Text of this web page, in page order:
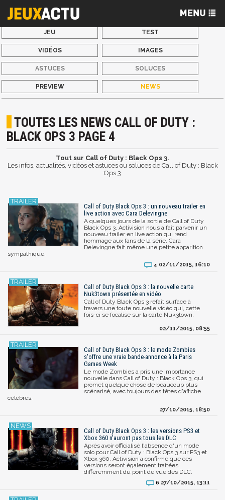
JEU TEST
VIDÉOS IMAGES
ASTUCES SOLUCES
PREVIEW NEWS
TOUTES LES NEWS CALL OF DUTY :
BLACK OPS 3 PAGE 4
Tout sur Call of Duty : Black Ops 3.
Les infos, actualités, vidéos et astuces ou soluces de Call of Duty : Black
Ops 3
Call of Duty Black Ops 3 : un nouveau trailer en
live action avec Cara Delevingne
A quelques jours de la sortie de Call of Duty
Black Ops 3, Activision nous a fait parvenir un
nouveau trailer en live action qui rend
hommage aux fans de la série. Cara
Delevingne fait même une petite apparition
sympathique.
4 02/11/2015, 16:10
Call of Duty Black Ops 3 : la nouvelle carte
Nuk3town présentée en vidéo
Call of Duty Black Ops 3 refait surface à
travers une toute nouvelle vidéo qui, cette
fois-ci se focalise sur la carte Nuk3town.
02/11/2015, 08:55
Call of Duty Black Ops 3 : le mode Zombies
s'offre une vraie bande-annonce à la Paris
Games Week
Le mode Zombies a pris une importance
nouvelle dans Call of Duty : Black Ops 3, qui
promet quelque chose de beaucoup plus
scénarisé, avec toujours des têtes d'affiche
célèbres.
27/10/2015, 18:50
Call of Duty Black Ops 3 : les versions PS3 et
Xbox 360 n'auront pas tous les DLC
Après avoir officialisé l'absence d'un mode
solo pour Call of Duty : Black Ops 3 sur PS3 et
Xbox 360, Activision a confirmé que ces
versions seront également traitées
différemment du point de vue des DLC.
6 27/10/2015, 13:11